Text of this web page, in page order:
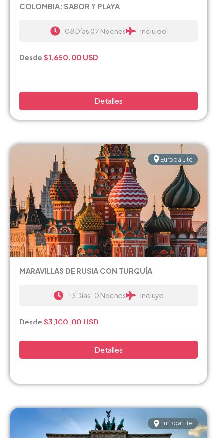
COLOMBIA: SABOR Y PLAYA
08 Días 07 Noches Incluido
Desde $1,650.00 USD
Detalles
Europa Lite
MARAVILLAS DE RUSIA CON TURQUÍA
13 Días 10 Noches Incluye
Desde $3,100.00 USD
Detalles
Europa Lite